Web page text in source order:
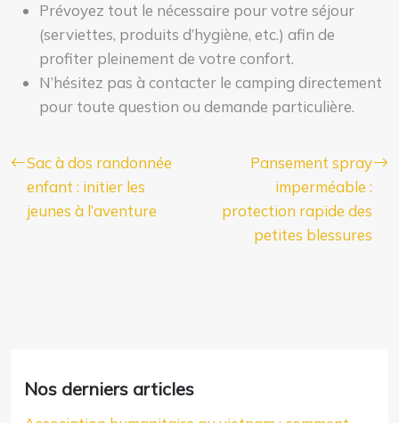
Prévoyez tout le nécessaire pour votre séjour
(serviettes, produits d’hygiène, etc.) afin de
profiter pleinement de votre confort.
N’hésitez pas à contacter le camping directement
pour toute question ou demande particulière.
Sac à dos randonnée
enfant : initier les
jeunes à l’aventure
Pansement spray
imperméable :
protection rapide des
petites blessures
Nos derniers articles